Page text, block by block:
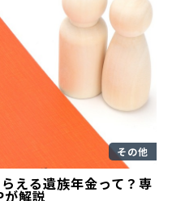
その他
える遺族年金って？専
解説